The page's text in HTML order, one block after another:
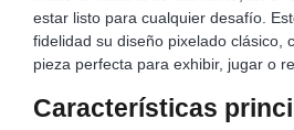
estar listo para cualquier desafío.
fidelidad su diseño pixelado clásico,
pieza perfecta para exhibir, jugar o
Características